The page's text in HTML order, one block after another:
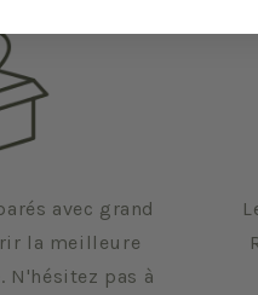
avec grand
la meilleure
N'hésitez pas à